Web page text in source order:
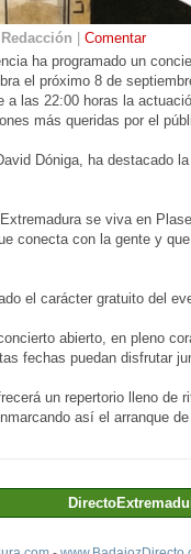
Redacción
Comentar
ha programado un
el próximo 8 de
a las 22:00 horas la
más queridas por el
Dóniga, ha destacado
se viva en
conecta con la gente y
el carácter gratuito del
abierto, en pleno
fechas puedan disfrutar
un repertorio lleno
así el arranque